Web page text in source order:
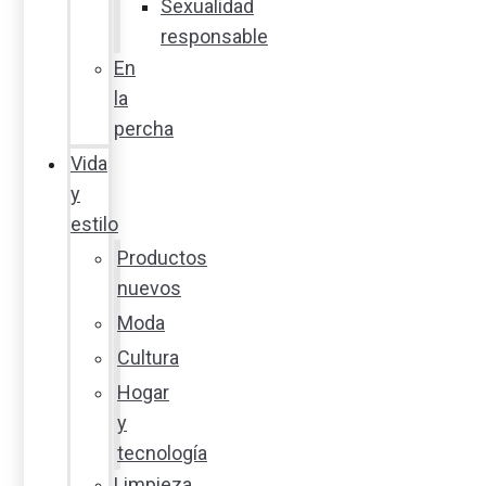
Sexualidad
responsable
En
la
percha
Vida
y
estilo
Productos
nuevos
Moda
Cultura
Hogar
y
tecnología